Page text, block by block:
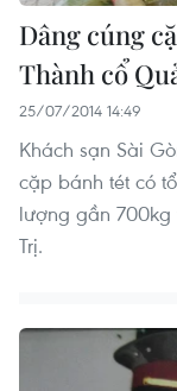
Dâng cúng
Thành cổ
25/07/2014 14:49
Khách sạn Sài
cặp bánh tét có
lượng gần 700kg
Trị.